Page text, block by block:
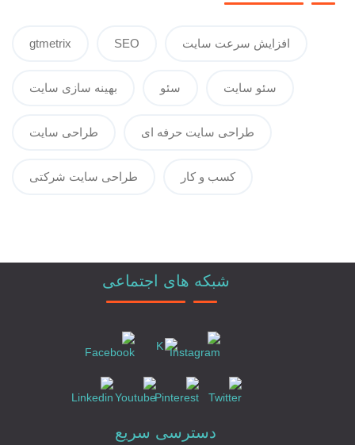
gtmetrix SEO افزایش سرعت سایت
بهینه سازی سایت سئو سئو سایت
طراحی سایت طراحی سایت حرفه ای
طراحی سایت شرکتی کسب و کار
شبکه های اجتماعی
دسترسی سریع